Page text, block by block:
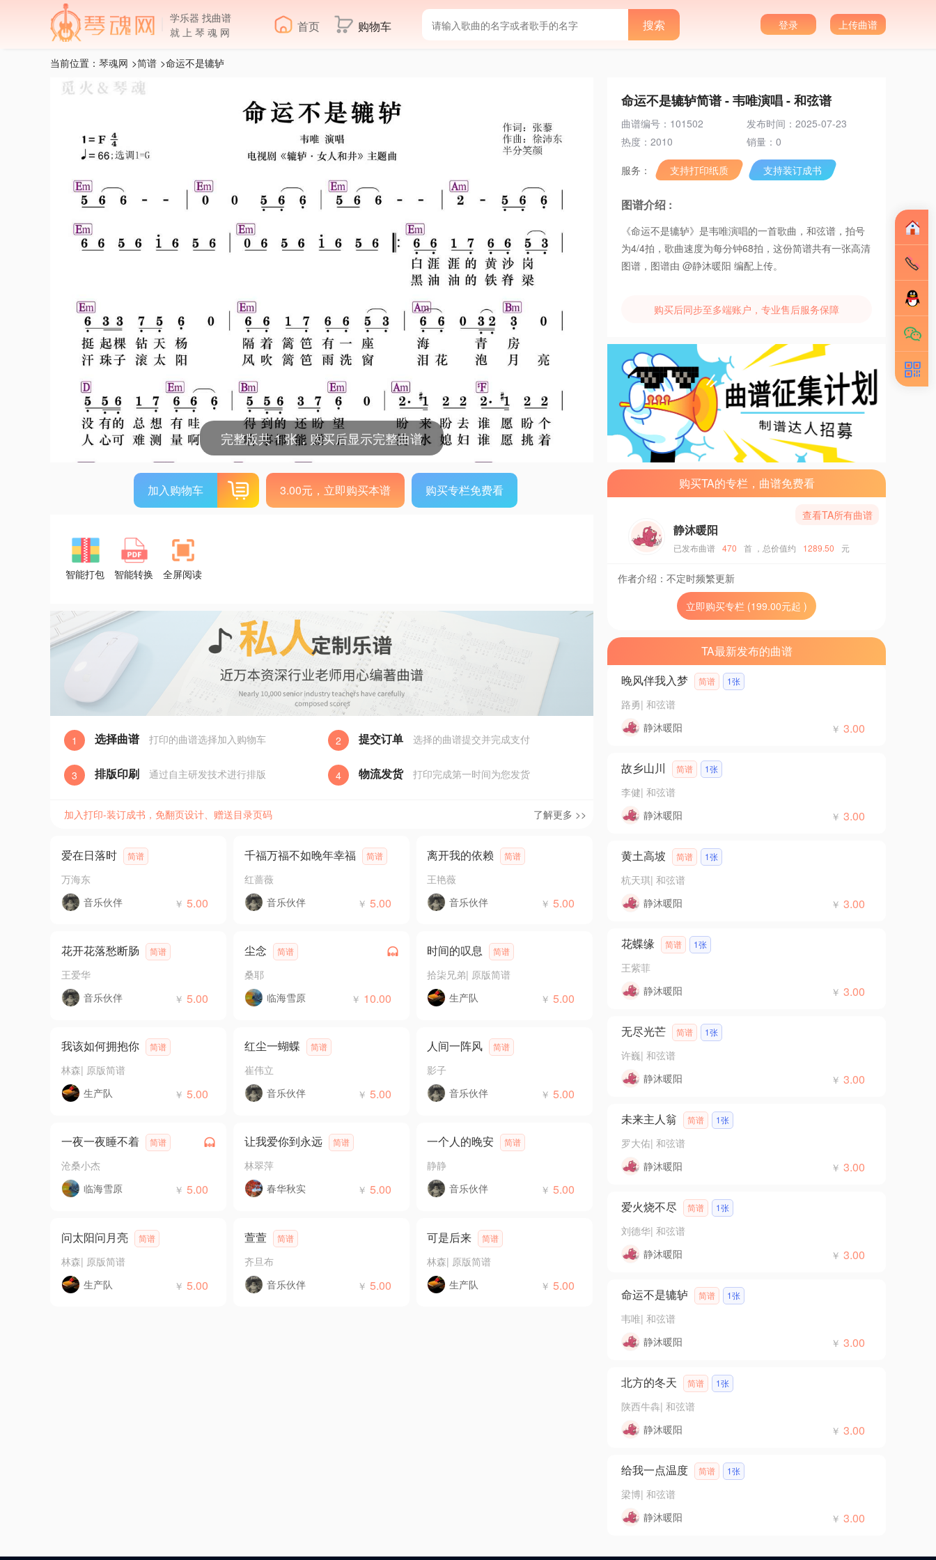
学乐器 找曲谱
就 上 琴 魂 网
首页 购物车 上传曲谱
登录
当前位置： 琴魂网 >简谱 >命运不是辘轳
完整版共 1 张，购买后显示完整曲谱
加入购物车 3.00元，立即购买本谱 购买专栏免费看
智能打包 智能转换 全屏阅读
1 选择曲谱 打印的曲谱选择加入购物车 2 提交订单 选择的曲谱提交并完成支付
3 排版印刷 通过自主研发技术进行排版 4 物流发货 打印完成第一时间为您发货
加入打印-装订成书，免翻页设计、赠送目录页码 了解更多 >>
爱在日落时 简谱
万海东
音乐伙伴
￥5.00
千福万福不如晚年幸福 简谱
红蔷薇
音乐伙伴
￥5.00
离开我的依赖 简谱
王艳薇
音乐伙伴
￥ 5.00
花开花落愁断肠 简谱
王爱华
音乐伙伴
￥5.00
尘念 简谱
桑耶
临海雪原
￥ 10.00
时间的叹息 简谱
拾柒兄弟| 原版简谱
生产队
￥ 5.00
我该如何拥抱你 简谱
林森| 原版简谱
生产队
￥5.00
红尘一蝴蝶 简谱
崔伟立
音乐伙伴
￥5.00
人间一阵风 简谱
影子
音乐伙伴
￥ 5.00
一夜一夜睡不着 简谱
沧桑小杰
临海雪原
￥5.00
让我爱你到永远 简谱
林翠萍
春华秋实
￥5.00
一个人的晚安 简谱
静静
音乐伙伴
￥ 5.00
问太阳问月亮 简谱
林森| 原版简谱
生产队
￥5.00
萱萱 简谱
齐旦布
音乐伙伴
￥5.00
可是后来 简谱
林森| 原版简谱
生产队
￥ 5.00
命运不是辘轳简谱 - 韦唯演唱 - 和弦谱
曲谱编号：101502
发布时间：2025-07-23
热度：2010
销量：0
服务： 支持打印纸质 支持装订成书
图谱介绍 :
《命运不是辘轳》是韦唯演唱的一首歌曲，和弦谱，拍号
为4/4拍，歌曲速度为每分钟68拍，这份简谱共有一张高清
图谱，图谱由 @静沐暖阳 编配上传。
购买后同步至多端账户，专业售后服务保障
购买TA的专栏，曲谱免费看
静沐暖阳
查看TA所有曲谱
已发布曲谱 470 首 ，总价值约 1289.50 元
作者介绍： 不定时频繁更新
立即购买专栏 (199.00元起 )
TA最新发布的曲谱
晚风伴我入梦
简谱 1张
路勇| 和弦谱
静沐暖阳
￥ 3.00
故乡山川 简谱 1张
李健| 和弦谱
静沐暖阳
￥ 3.00
黄土高坡 简谱 1张
杭天琪| 和弦谱
静沐暖阳
￥ 3.00
花蝶缘 简谱 1张
王紫菲
静沐暖阳
￥ 3.00
无尽光芒 简谱 1张
许巍| 和弦谱
静沐暖阳
￥ 3.00
未来主人翁 简谱 1张
罗大佑| 和弦谱
静沐暖阳
￥ 3.00
爱火烧不尽 简谱 1张
刘德华| 和弦谱
静沐暖阳
￥ 3.00
命运不是辘轳 简谱 1张
韦唯| 和弦谱
静沐暖阳
￥ 3.00
北方的冬天 简谱 1张
陕西牛犇| 和弦谱
静沐暖阳
￥ 3.00
给我一点温度 简谱 1张
梁博| 和弦谱
静沐暖阳
￥ 3.00